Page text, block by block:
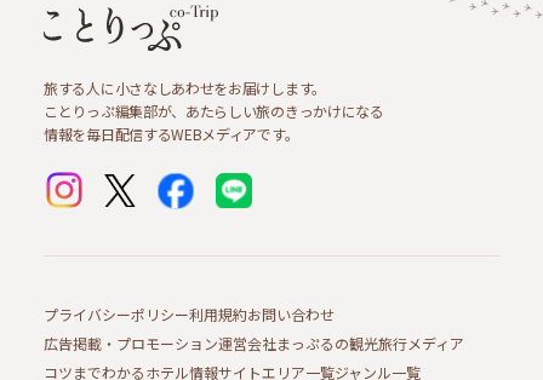
旅する人に小さなしあわせをお届けします。
ことりっぷ編集部が、あたらしい旅のきっかけになる
情報を毎日配信するWEBメディアです。
プライバシーポリシー利用規約お問い合わせ
広告掲載・プロモーション運営会社まっぷるの観光旅行メディア
コツまでわかるホテル情報サイトエリア一覧ジャンル一覧